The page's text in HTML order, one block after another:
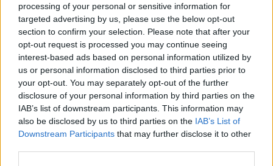
processing of your personal or sensitive information for
targeted advertising by us, please use the below opt-out
section to confirm your selection. Please note that after your
opt-out request is processed you may continue seeing
interest-based ads based on personal information utilized by
us or personal information disclosed to third parties prior to
your opt-out. You may separately opt-out of the further
disclosure of your personal information by third parties on the
IAB’s list of downstream participants. This information may
also be disclosed by us to third parties on the IAB’s List of
Downstream Participants that may further disclose it to other
Beschreibung - Zirkelmagier
DSO_FAQ
Antworten:
17 Juni 2015
Magier Build für das END GAME mit Mythischen
Set
goody_offical
Antworten: 12 15 September 2022
Neues Mytische Set
Blutrot ... 2
Antworten: 23 2 Juni 2022
Gold schnell farmen
Blakewood ... 2
21
Hilfe was ist Besser Gefrorene Spähre Skill oder